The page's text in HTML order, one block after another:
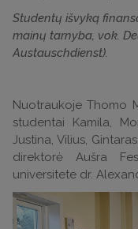
Studentų išvyką
mainų tarnyba, vok.
Austauschdienst).
Nuotraukoje Thomo
studentai Kamila,
Justina, Vilius,
direktorė Aušra
universitete dr.